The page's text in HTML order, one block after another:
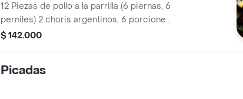
12 Piezas de pollo a la parrilla (6 piernas, 6
perniles) 2 choris argentinos, 6 porciones
de papa en casco y 6 arepa de queso.
$ 142.000
Picadas